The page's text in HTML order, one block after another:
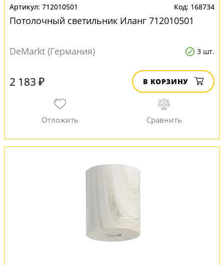
712010501 168734
Потолочный светильник Иланг 712010501
DeMarkt (Германия) 3 шт.
2 183 ₽ В КОРЗИНУ